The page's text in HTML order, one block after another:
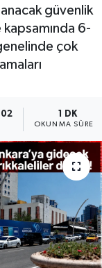
güvenlik
6-
çok
1 DK
OKUNMA SÜRESI